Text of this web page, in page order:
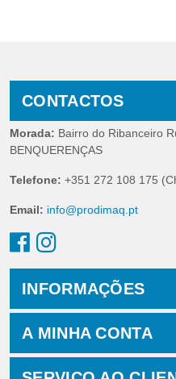
CONTACTOS
Morada: Bairro do Ribanceiro
BENQUERENÇAS
Telefone: +351 272 108 175
Email: info@prodimaq.pt
INFORMAÇÕES
A MINHA CONTA